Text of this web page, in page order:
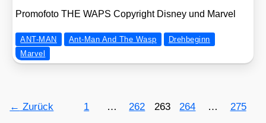
Pro­mo­fo­to THE WAPS Copy­right Dis­ney und Mar­vel
ANT-MAN Ant-Man And The Wasp
Drehbeginn
Marvel
← Zurück 1 … 262 263 264 … 275